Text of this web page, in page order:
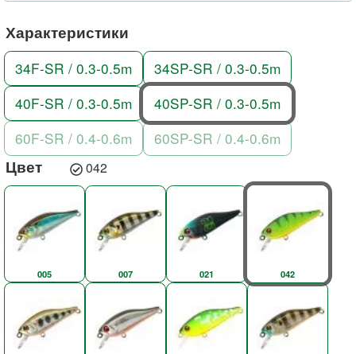
Характеристики
34F-SR / 0.3-0.5m
34SP-SR / 0.3-0.5m
40F-SR / 0.3-0.5m
40SP-SR / 0.3-0.5m
60F-SR / 0.4-0.6m
60SP-SR / 0.4-0.6m
Цвет 042
005 007 021 042